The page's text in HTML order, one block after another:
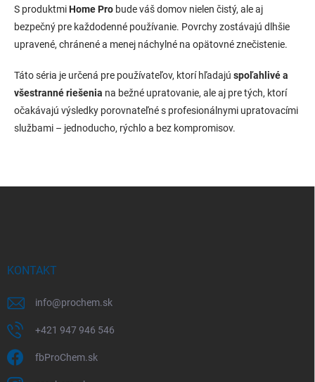
S produktmiHome Pro bude váš domov nielen čistý, ale aj
bezpečný pre každodenné používanie. Povrchy zostávajú dlhšie
upravené, chránené a menej náchylné na opätovné znečistenie.
Táto séria je určená pre používateľov, ktorí hľadajú spoľahlivé a
všestranné riešenia na bežné upratovanie, ale aj pre tých, ktorí
očakávajú výsledky porovnateľné s profesionálnymi upratovacími
službami – jednoducho, rýchlo a bez kompromisov.
KONTAKT
info@prochem.sk
+421 947 946 546
fbProChem.sk